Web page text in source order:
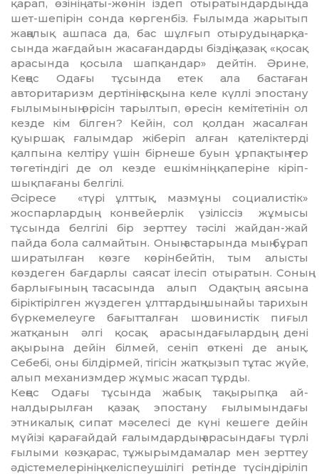
қарап, өзінің аты-жөнін іздеп отыратындардың да
шет-шепірін сонда көргенбіз. Ғылымда жарытып
жаңалық ашпаса да, бас шұлғып отырудың ар­қа­
сында жағдайын жасағандарды біздің қазақ «қосақ
арасында қосыла шапқандар» дейтін. Әрине,
Кеңес Одағы тұсында етек ала бастаған
авторитаризм дертінің асқына келе күллі эпостану
ғылымының өрісін та­рыл­­тып, өресін кемітетінін ол
кезде кім біл­­ген? Кейін, сол қолдан жасалған
қуыршақ ға­лымдар жіберіп алған қателіктерді
қал­пы­­на келтіру үшін бірнеше буын ұрпақтың тер
төгетіндігі де ол кезде ешкімнің қаперіне кіріп-
шықпағаны белгілі.
Әсіресе «түрі ұлттық, мазмұны социалис­тік»
жоспарлардың конвейерлік үзіліссіз жұмысы
тұсында белгілі бір зерттеу тәсілі жайдан-жай
пайда бола салмайтын. Оның астарында мың бұрап
ширатылған көзге кө­рін­бейтін, тым алысты
көздеген бағдарлы саясат ілесіп отыратын. Соның
барлығының тасасында алып Одақтың аясына
біріктіріл­ген жүздеген ұлттардың шынайы тарихын
бүр­кемелеуге бағытталған шовинистік пиғыл
жатқанын әлгі қосақ арасындағылар­дың дені
ақырына дейін білмей, сеніп өткені де анық.
Себебі, оны білдірмей, тігісін жат­қызып тұтас жүйе,
алып механизмдер жұмыс жасап тұрды.
Кеңес Одағы тұсында жабық тақырыпқа ай­
налдырылған қазақ эпостану ғылымында­ғы
этникалық сипат мәселесі де күні кешеге дейін
мүйізі қарағайдай ғалымдардың ара­сындағы түрлі
ғылыми көзқарас, тұжы­рым­да­малар мен зерттеу
әдістемелерінің ке­ліс­пеушілігі ретінде түсіндіріліп